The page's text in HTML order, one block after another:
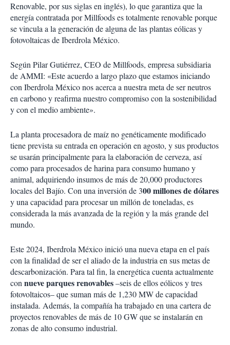
Renovable, por sus siglas en inglés), lo que garantiza que la
energía contratada por Millfoods es totalmente renovable porque
se vincula a la generación de alguna de las plantas eólicas y
fotovoltaicas de Iberdrola México.
Según Pilar Gutiérrez, CEO de Millfoods, empresa subsidiaria
de AMMI: «Este acuerdo a largo plazo que estamos iniciando
con Iberdrola México nos acerca a nuestra meta de ser neutros
en carbono y reafirma nuestro compromiso con la sostenibilidad
y con el medio ambiente».
La planta procesadora de maíz no genéticamente modificado
tiene prevista su entrada en operación en agosto, y sus productos
se usarán principalmente para la elaboración de cerveza, así
como para procesados de harina para consumo humano y
animal, adquiriendo insumos de más de 20,000 productores
locales del Bajío. Con una inversión de 300 millones de dólares
y una capacidad para procesar un millón de toneladas, es
considerada la más avanzada de la región y la más grande del
mundo.
Este 2024, Iberdrola México inició una nueva etapa en el país
con la finalidad de ser el aliado de la industria en sus metas de
descarbonización. Para tal fin, la energética cuenta actualmente
connueve parques renovables–seis de ellos eólicos y tres
fotovoltaicos– que suman más de 1,230 MW de capacidad
instalada. Además, la compañía ha trabajado en una cartera de
proyectos renovables de más de 10 GW que se instalarán en
zonas de alto consumo industrial.